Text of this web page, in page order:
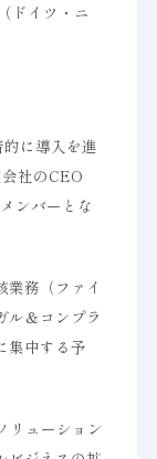
ドイツ・ニ
に導入を進
社のCEO
ンバーとな
務（ファイ
ル＆コンプラ
集中する予
リューション